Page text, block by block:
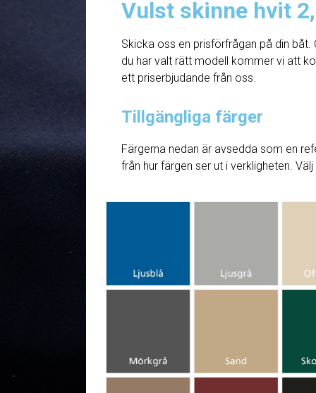
Vulst skinne hvit
Skicka oss en prisförfrågan på din
du har valt rätt modell kommer vi att
ett priserbjudande från oss.
Tillgängliga färger
Färgerna nedan är avsedda som en
från hur färgen ser ut i verkligheten.